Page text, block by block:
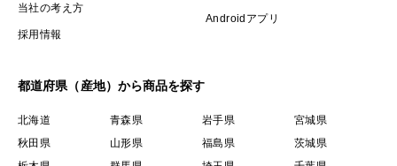
当社の考え方
採用情報
Androidアプリ
都道府県（産地）から商品を探す
北海道 青森県 岩手県
宮城県
秋田県
山形県 福島県
茨城県